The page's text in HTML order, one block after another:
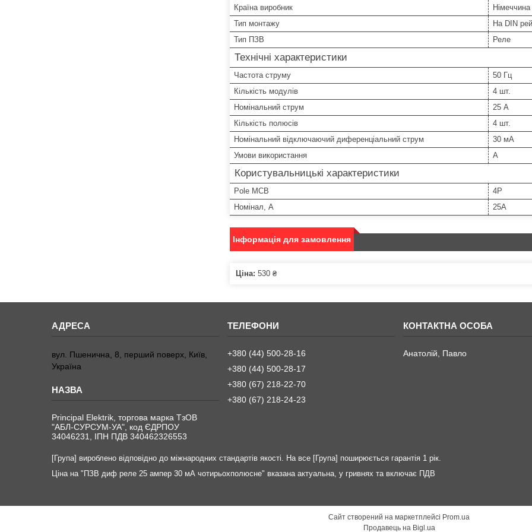
Країна виробник
Німеччина
Тип монтажу
На DIN
Тип ПЗВ
Реле
Технічні характеристики
Частота струму
50 Гц
Кількість модулів
4 шт.
Номінальний струм
25 А
Кількість полюсів
4 шт.
Номінальний відключаючий диференціальний струм
30 мА
Умови використання
А
Користувальницькі характеристики
Pole MCB
4P
Номінал, А
25А
Інформація для замовлення
Ціна: 530 ₴
вул. Пшенична, 8, перший поверх, Київ,
Україна
Principal Elektrik, торгова марка ТзОВ
"АБЛ-СУРСУМ-УА", код ЄДРПОУ
34046231, ІПН ПДВ 340462326553
+380 (44) 500-28-16
+380 (44) 500-28-17
+380 (67) 218-22-70
+380 (67) 218-24-23
Анатолій, Павло
[Група] вироблено відповідно до міжнародних стандартів якості. На все [Група] поширюється гарантія 1 рік.
Ціна на "ПЗВ диф реле 25 ампер 30 мА чотирьохполюсне" вказана актуальна, у гривнях та включає ПДВ
Сайт створений на маркетплейсі Prom.ua
Продавець на Bigl.ua